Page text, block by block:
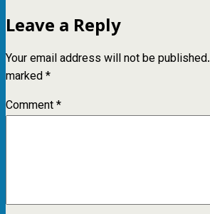
Leave a Reply
Your email address will not be published.
marked*
Comment*